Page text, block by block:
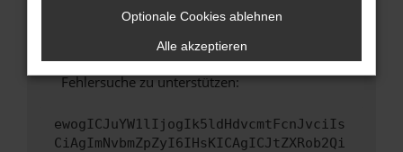
hast, kontaktiere uns bitte. Wir werden
versuchen, das Problem zu beheben. Du kannst
uns diesen Text schicken, um uns bei der
Fehlersuche zu unterstützen:
ewogICJuYW1lIjogIk5ldHdvcmtFcnJvciIs
CiAgImNvbmZpZyI6IHsKICAgICJtZXRob2Qi
Optionale Cookies ablehnen
Alle akzeptieren